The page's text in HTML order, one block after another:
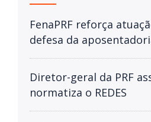
FenaPRF reforça
defesa da
Diretor-geral da PRF
normatiza o REDES